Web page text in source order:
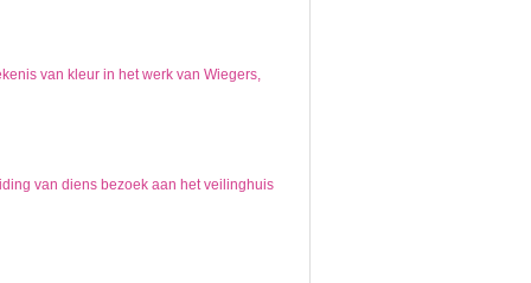
van kleur in het werk van Wiegers,
van diens bezoek aan het veilinghuis